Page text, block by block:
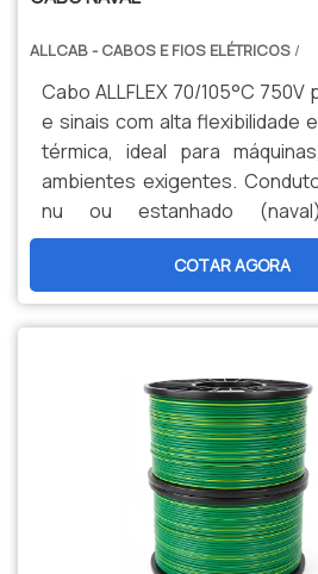
ALLCAB - CABOS E FIOS ELÉTRICOS /
Cabo ALLFLEX 70/105°C 750V
e sinais com alta flexibilidade
térmica, ideal para
ambientes exigentes.
nu ou estanhado
durabilidade,
manutenção. Opções
produção nacional e
especializada para sua
COTAR AGORA